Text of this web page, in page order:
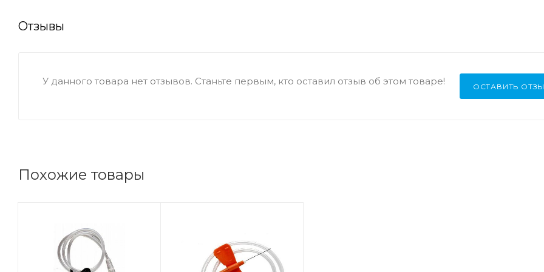
Отзывы
ОСТАВИТЬ
У данного товара нет отзывов. Станьте первым, кто оставил отзыв об этом товаре!
Похожие товары